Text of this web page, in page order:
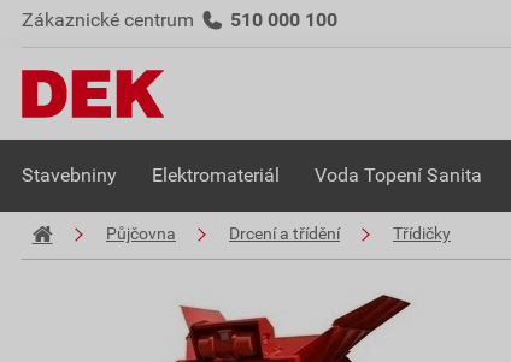
Zákaznické centrum 510 000 100
Stavebniny Elektromateriál Voda Topení Sanita
Půjčovna Drcení a třídění Třídičky